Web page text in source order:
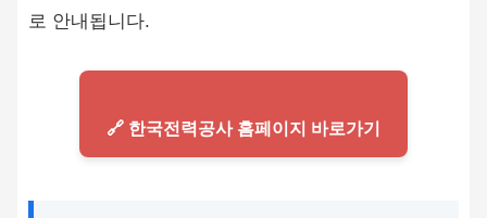
로 안내됩니다.
🔗 한국전력공사 홈페이지 바로가기